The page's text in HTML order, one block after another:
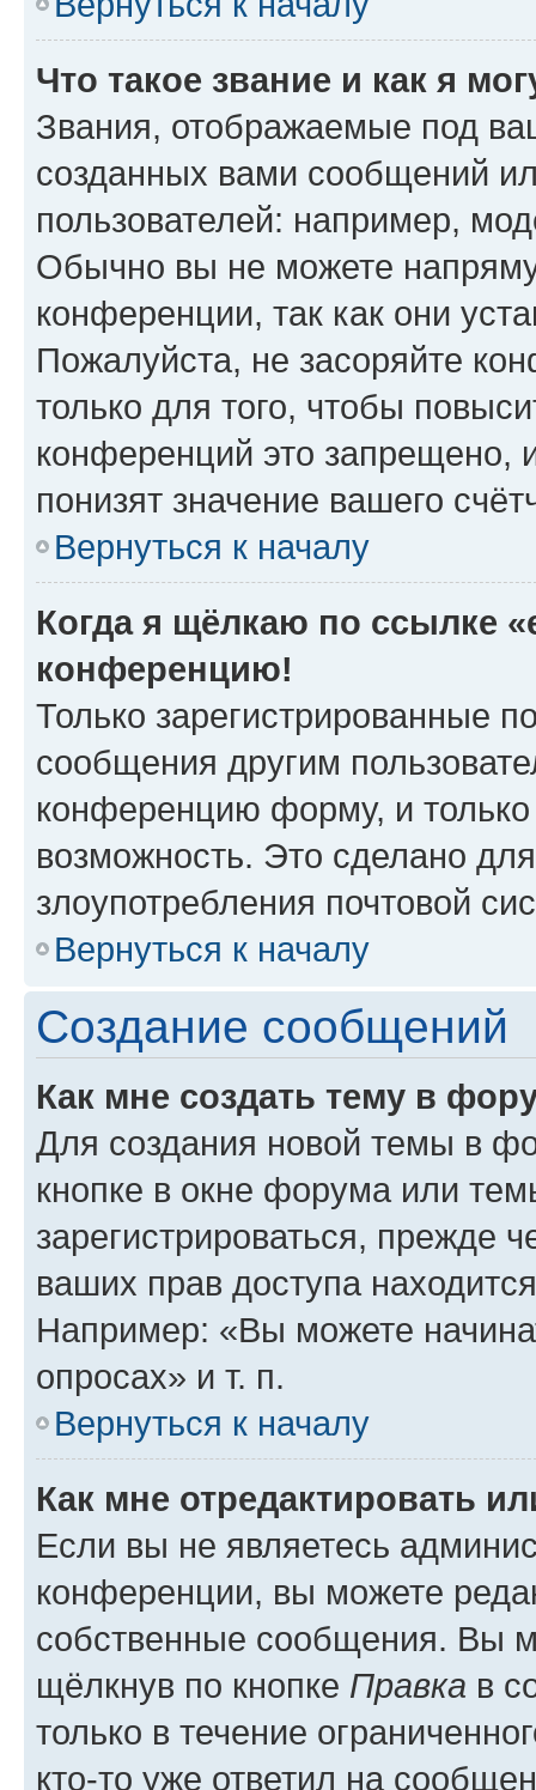
Что такое звание и как я
Звания, отображаемые под
созданных вами сообщений
пользователей: например,
Обычно вы не можете
конференции, так как они
Пожалуйста, не засоряйте
только для того, чтобы
конференций это запрещено,
понизят значение вашего
Вернуться к началу
Когда я щёлкаю по ссылке
конференцию!
Только зарегистрированные
сообщения другим
конференцию форму, и
возможность. Это сделано
злоупотребления почтовой
Вернуться к началу
Создание сообщений
Как мне создать тему в
Для создания новой темы в
кнопке в окне форума или
зарегистрироваться, прежде
ваших прав доступа
Например: «Вы можете
опросах» и т. п.
Вернуться к началу
Как мне отредактировать
Если вы не являетесь
конференции, вы можете
собственные сообщения. Вы
щёлкнув по кнопке Правка в
только в течение
кто-то уже ответил на